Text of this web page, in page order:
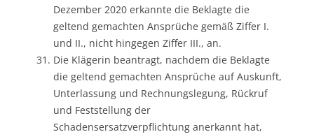
Dezember 2020 erkannte die Beklagte die
geltend gemachten Ansprüche gemäß Ziffer I.
und II., nicht hingegen Ziffer III., an.
Die Klägerin beantragt, nachdem die Beklagte
die geltend gemachten Ansprüche auf Auskunft,
Unterlassung und Rechnungslegung, Rückruf
und Feststellung der
Schadensersatzverpflichtung anerkannt hat,